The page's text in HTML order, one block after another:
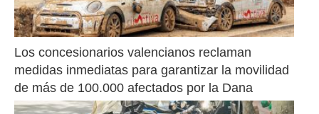
Los concesionarios valencianos reclaman
medidas inmediatas para garantizar la movilidad
de más de 100.000 afectados por la Dana